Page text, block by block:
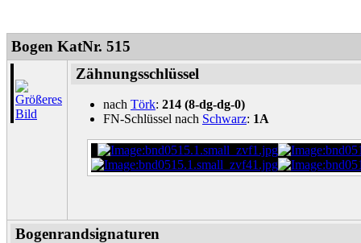
Bogen KatNr. 515
Zähnungsschlüssel
nach Törk: 214 (8-dg-dg-0)
FN-Schlüssel nach Schwarz: 1A
Bogenrandsignaturen